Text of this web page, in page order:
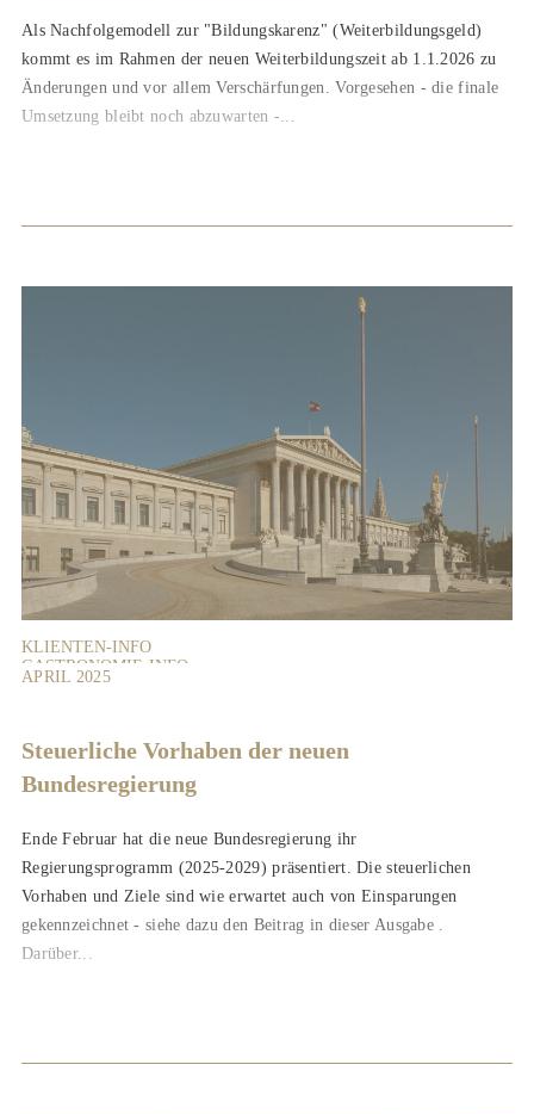
Als Nachfolgemodell zur "Bildungskarenz" (Weiterbildungsgeld)
kommt es im Rahmen der neuen Weiterbildungszeit ab 1.1.2026 zu
Änderungen und vor allem Verschärfungen. Vorgesehen - die finale
Umsetzung bleibt noch abzuwarten -...
KLIENTEN-INFO
GASTRONOMIE-INFO
LANDWIRTE-INFO
APRIL 2025
Steuerliche Vorhaben der neuen
Bundesregierung
Ende Februar hat die neue Bundesregierung ihr
Regierungsprogramm (2025-2029) präsentiert. Die steuerlichen
Vorhaben und Ziele sind wie erwartet auch von Einsparungen
gekennzeichnet - siehe dazu den Beitrag in dieser Ausgabe .
Darüber...